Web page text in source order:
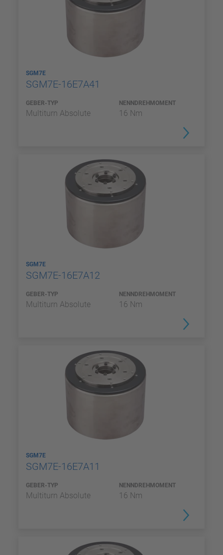
SGM7E
SGM7E-16E7A41
GEBER-TYP
Multiturn Absolute
NENNDREHMOMENT
16 Nm
SGM7E
SGM7E-16E7A12
GEBER-TYP
Multiturn Absolute
NENNDREHMOMENT
16 Nm
SGM7E
SGM7E-16E7A11
GEBER-TYP
Multiturn Absolute
NENNDREHMOMENT
16 Nm